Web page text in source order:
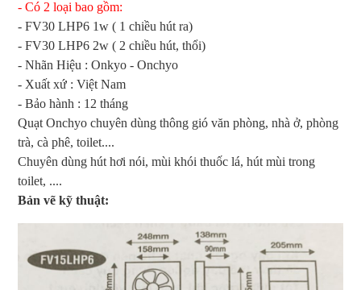
- Có 2 loại bao gồm:
- FV30 LHP6 1w ( 1 chiều hút ra)
- FV30 LHP6 2w ( 2 chiều hút, thổi)
- Nhãn Hiệu : Onkyo - Onchyo
- Xuất xứ : Việt Nam
- Bảo hành : 12 tháng
Quạt Onchyo chuyên dùng thông gió văn phòng, nhà ở, phòng
trà, cà phê, toilet....
Chuyên dùng hút hơi nói, mùi khói thuốc lá, hút mùi trong
toilet, ....
Bản vẽ kỹ thuật: